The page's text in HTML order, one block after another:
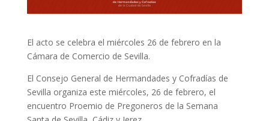
El acto se celebra el miércoles 26 de febrero en la
Cámara de Comercio de Sevilla.
El Consejo General de Hermandades y Cofradías de
Sevilla organiza este miércoles, 26 de febrero, el
encuentro Proemio de Pregoneros de la Semana